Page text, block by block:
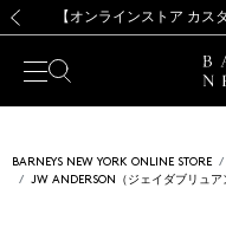
【夏季休業に伴う出
熊本県を中心とした地
【開催中】
【夏季休業に伴う出
BARNEYS NEW YORK ONLINE STORE
JW ANDERSON（ジェイダブリュア